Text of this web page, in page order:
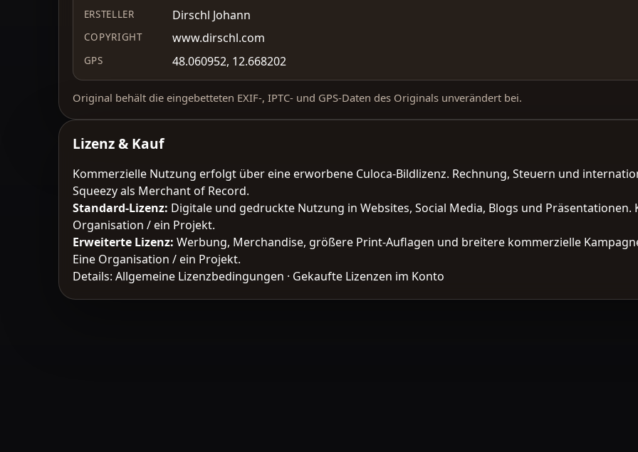
ERSTELLER Dirschl Johann
COPYRIGHT www.dirschl.com
GPS 48.060952, 12.668202
Original behält die eingebetteten EXIF-, IPTC- und GPS-Daten des Originals unverändert bei.
Lizenz & Kauf
Kommerzielle Nutzung erfolgt über eine erworbene Culoca-Bildlizenz. Rechnung, Steuern und
Squeezy als Merchant of Record.
Standard-Lizenz: Digitale und gedruckte Nutzung in Websites, Social Media, Blogs und Präsentationen.
Organisation / ein Projekt.
Erweiterte Lizenz: Werbung, Merchandise, größere Print-Auflagen und breitere kommerzielle
Eine Organisation / ein Projekt.
Details:Allgemeine Lizenzbedingungen · Gekaufte Lizenzen im Konto